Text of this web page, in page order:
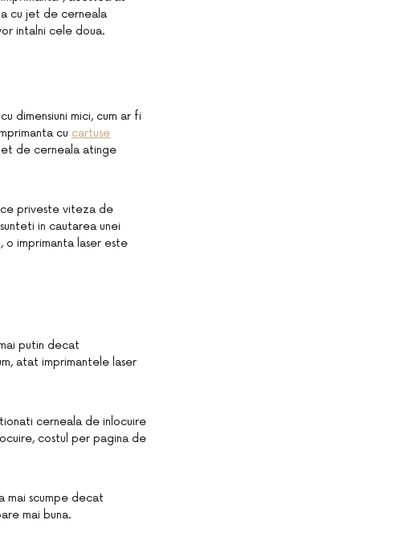
cu jet de cerneala
intalni cele doua.
dimensiuni mici, cum ar fi
cu cartuse
de cerneala atinge
priveste viteza de
in cautarea unei
imprimanta laser este
putin decat
atat imprimantele laser
cerneala de inlocuire
costul per pagina de
mai scumpe decat
mai buna.